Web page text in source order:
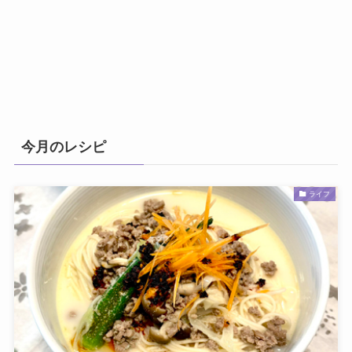
今月のレシピ
ライフ